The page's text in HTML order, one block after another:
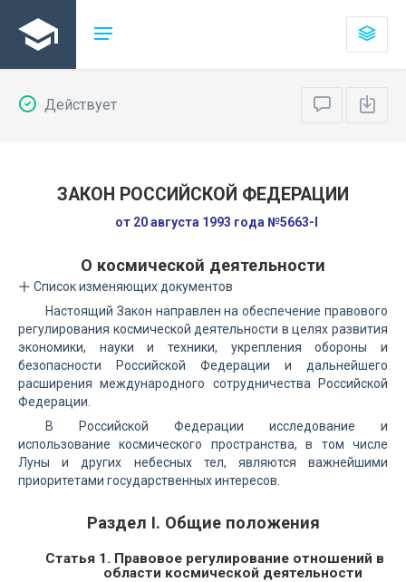
Действует
ЗАКОН РОССИЙСКОЙ ФЕДЕРАЦИИ
от 20 августа 1993 года №5663-I
О космической деятельности
Список изменяющих документов
Настоящий Закон направлен на обеспечение правового
регулирования космической деятельности в целях развития
экономики, науки и техники, укрепления обороны и
безопасности Российской Федерации и дальнейшего
расширения международного сотрудничества Российской
Федерации.
В Российской Федерации исследование и
использование космического пространства, в том числе
Луны и других небесных тел, являются важнейшими
приоритетами государственных интересов.
Раздел I. Общие положения
Статья 1. Правовое регулирование отношений в
области космической деятельности